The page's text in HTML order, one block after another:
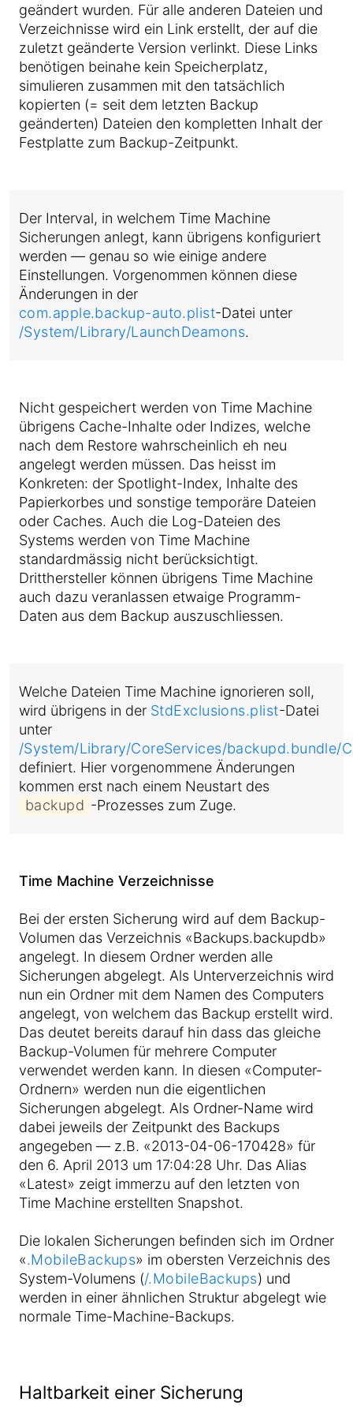
geändert wurden. Für alle anderen Dateien und
Verzeichnisse wird ein Link erstellt, der auf die
zuletzt geänderte Version verlinkt. Diese Links
benötigen beinahe kein Speicherplatz,
simulieren zusammen mit den tatsächlich
kopierten (= seit dem letzten Backup
geänderten) Dateien den kompletten Inhalt der
Festplatte zum Backup-Zeitpunkt.
Der Interval, in welchem Time Machine
Sicherungen anlegt, kann übrigens konfiguriert
werden — genau so wie einige andere
Einstellungen. Vorgenommen können diese
Änderungen in der
com.apple.backup-auto.plist-Datei unter
/System/Library/LaunchDeamons.
Nicht gespeichert werden von Time Machine
übrigens Cache-Inhalte oder Indizes, welche
nach dem Restore wahrscheinlich eh neu
angelegt werden müssen. Das heisst im
Konkreten: der Spotlight-Index, Inhalte des
Papierkorbes und sonstige temporäre Dateien
oder Caches. Auch die Log-Dateien des
Systems werden von Time Machine
standardmässig nicht berücksichtigt.
Dritthersteller können übrigens Time Machine
auch dazu veranlassen etwaige Programm-
Daten aus dem Backup auszuschliessen.
Welche Dateien Time Machine ignorieren soll,
wird übrigens in der StdExclusions.plist-Datei
unter
/System/Library/CoreServices/backupd.bundle/
definiert. Hier vorgenommene Änderungen
kommen erst nach einem Neustart des
backupd -Prozesses zum Zuge.
Time Machine Verzeichnisse
Bei der ersten Sicherung wird auf dem Backup-
Volumen das Verzeichnis «Backups.backupdb»
angelegt. In diesem Ordner werden alle
Sicherungen abgelegt. Als Unterverzeichnis wird
nun ein Ordner mit dem Namen des Computers
angelegt, von welchem das Backup erstellt wird.
Das deutet bereits darauf hin dass das gleiche
Backup-Volumen für mehrere Computer
verwendet werden kann. In diesen «Computer-
Ordnern» werden nun die eigentlichen
Sicherungen abgelegt. Als Ordner-Name wird
dabei jeweils der Zeitpunkt des Backups
angegeben — z.B. «2013-04-06-170428» für
den 6. April 2013 um 17:04:28 Uhr. Das Alias
«Latest» zeigt immerzu auf den letzten von
Time Machine erstellten Snapshot.
Die lokalen Sicherungen befinden sich im Ordner
«.MobileBackups» im obersten Verzeichnis des
System-Volumens (/.MobileBackups) und
werden in einer ähnlichen Struktur abgelegt wie
normale Time-Machine-Backups.
Haltbarkeit einer Sicherung